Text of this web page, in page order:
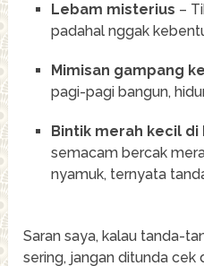
Lebam misterius –
padahal nggak
Mimisan gampang
pagi-pagi bangun,
Bintik merah kecil
semacam bercak
nyamuk, ternyata
Saran saya, kalau tanda-
sering, jangan ditunda cek